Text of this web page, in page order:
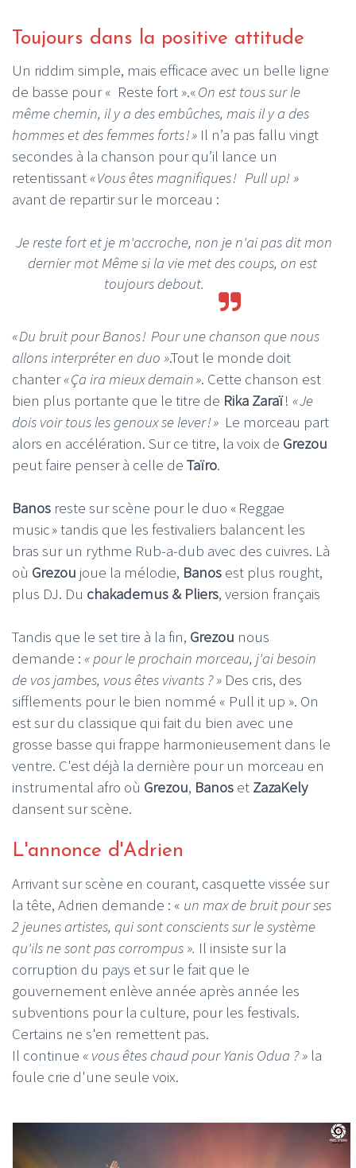
Toujours dans la positive attitude
Un riddim simple, mais efficace avec un belle ligne
de basse pour « Reste fort ».«On est tous sur le
même chemin, il y a des embûches, mais il y a des
hommes et des femmes forts ! » Il n’a pas fallu vingt
secondes à la chanson pour qu’il lance un
retentissant« Vous êtes magnifiques ! Pull up! »
avant de repartir sur le morceau :
Je reste fort et je m'accroche, non je n'ai pas dit mon
dernier mot Même si la vie met des coups, on est
toujours debout.
« Du bruit pour Banos ! Pour une chanson que nous
allons interpréter en duo ».Tout le monde doit
chanter« Ça ira mieux demain ». Cette chanson est
bien plus portante que le titre de Rika Zaraï! « Je
dois voir tous les genoux se lever ! » Le morceau part
alors en accélération. Sur ce titre, la voix de Grezou
peut faire penser à celle de Taïro.
Banos reste sur scène pour le duo « Reggae
music » tandis que les festivaliers balancent les
bras sur un rythme Rub-a-dub avec des cuivres. Là
où Grezou joue la mélodie, Banos est plus rought,
plus DJ. Du chakademus & Pliers, version français
Tandis que le set tire à la fin, Grezou nous
demande : « pour le prochain morceau, j'ai besoin
de vos jambes, vous êtes vivants ? » Des cris, des
sifflements pour le bien nommé « Pull it up ». On
est sur du classique qui fait du bien avec une
grosse basse qui frappe harmonieusement dans le
ventre. C'est déjà la dernière pour un morceau en
instrumental afro où Grezou, Banos et ZazaKely
dansent sur scène.
L'annonce d'Adrien
Arrivant sur scène en courant, casquette vissée sur
la tête, Adrien demande : « un max de bruit pour ses
2 jeunes artistes, qui sont conscients sur le système
qu'ils ne sont pas corrompus ». Il insiste sur la
corruption du pays et sur le fait que le
gouvernement enlève année après année les
subventions pour la culture, pour les festivals.
Certains ne s'en remettent pas.
Il continue « vous êtes chaud pour Yanis Odua ? » la
foule crie d'une seule voix.